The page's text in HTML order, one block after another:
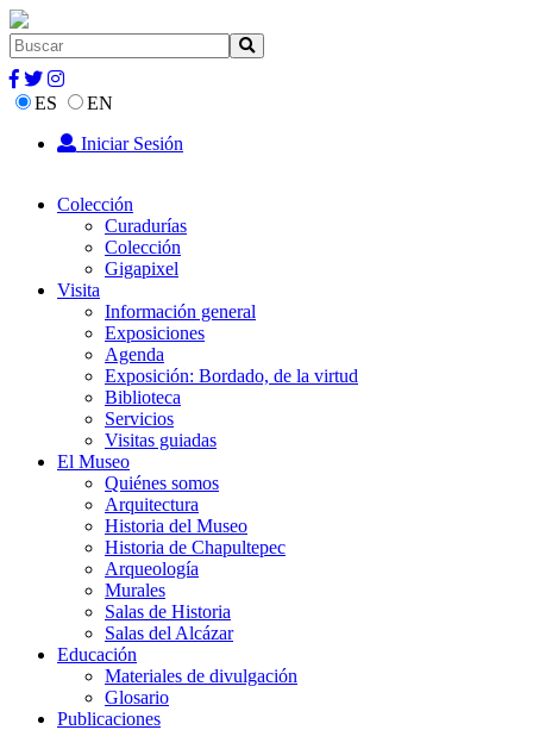
ES
EN
Iniciar Sesión
Colección
Curadurías
Colección
Gigapixel
Visita
Información general
Exposiciones
Agenda
Exposición: Bordado, de la virtud
Biblioteca
Servicios
Visitas guiadas
El Museo
Quiénes somos
Arquitectura
Historia del Museo
Historia de Chapultepec
Arqueología
Murales
Salas de Historia
Salas del Alcázar
Educación
Materiales de divulgación
Glosario
Publicaciones